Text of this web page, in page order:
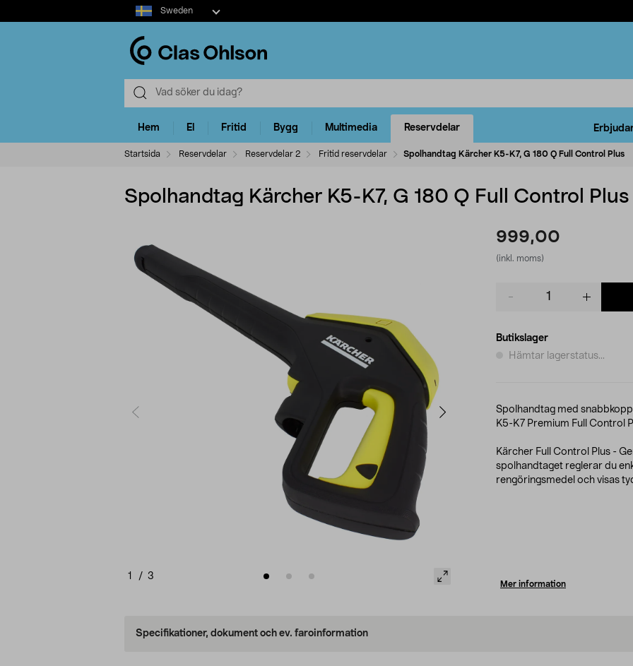
Select
market
Sweden
Hem El Fritid Bygg Multimedia Reservdelar
Startsida Reservdelar Reservdelar 2 Fritid reservdelar Spolhandtag Kärcher K5-K7, G 180 Q Full Control Plus
Spolhandtag Kärcher K5-K7, G 180 Q Full Control Plus
1 / 3
999,00
(inkl. moms)
Butikslager
Hämtar lagerstatus...
Spolhandtag med
K5-K7 Premium Full Control
Kärcher Full Control Plus -
spolhandtaget reglerar du
rengöringsmedel och visas
Mer information
Specifikationer, dokument och ev. faroinformation